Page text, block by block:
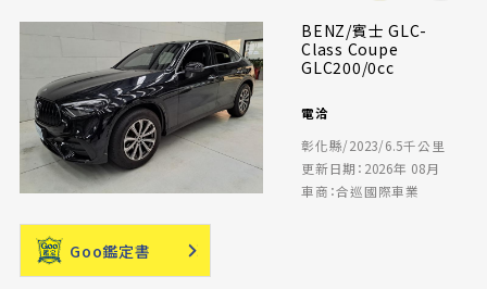
BENZ/賓士 GLC-
Class Coupe
GLC200/0cc
電洽
彰化縣/2023/6.5千公里
更新日期：2026年 08月
車商：合巡國際車業
Goo鑑定書